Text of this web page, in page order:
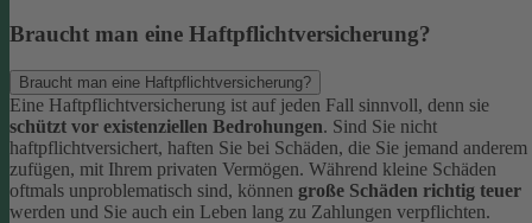
Braucht man eine Haftpflichtversicherung?
Braucht man eine Haftpflichtversicherung?
Eine Haftpflichtversicherung ist auf jeden Fall sinnvoll, denn sie
schützt vor existenziellen Bedrohungen. Sind Sie nicht
haftpflichtversichert, haften Sie bei Schäden, die Sie jemand anderem
zufügen, mit Ihrem privaten Vermögen. Während kleine Schäden
oftmals unproblematisch sind, können große Schäden richtig teuer
werden und Sie auch ein Leben lang zu Zahlungen verpflichten.